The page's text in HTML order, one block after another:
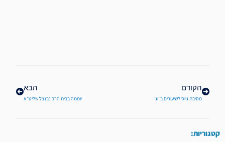
הקודם
מסיבת גיוס לשיעורים ב' וג'
הבא
יוממה בבית הרב נבנצל שליט"א
קטגוריות: